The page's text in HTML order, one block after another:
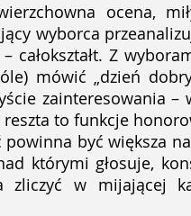
ocena,
wyborca
całokształt. Z
mówić „dzień
zainteresowania
to funkcje
być większa
którymi głosuje,
w mijającej